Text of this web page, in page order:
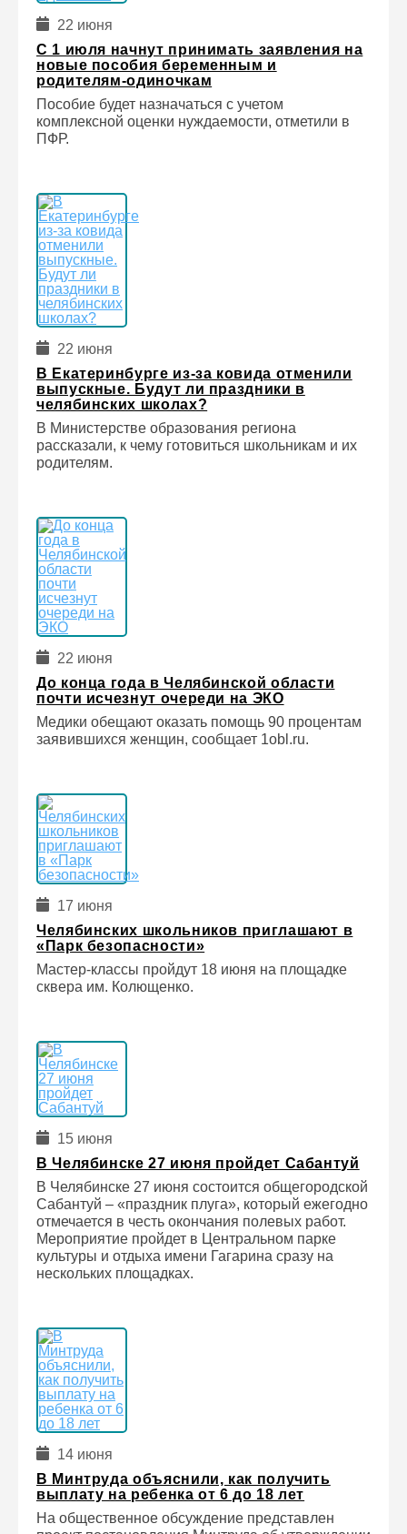
22 июня
С 1 июля начнут принимать заявления на
новые пособия беременным и
родителям-одиночкам
Пособие будет назначаться с учетом
комплексной оценки нуждаемости, отметили в
ПФР.
22 июня
В Екатеринбурге из-за ковида отменили
выпускные. Будут ли праздники в
челябинских школах?
В Министерстве образования региона
рассказали, к чему готовиться школьникам и их
родителям.
22 июня
До конца года в Челябинской области
почти исчезнут очереди на ЭКО
Медики обещают оказать помощь 90 процентам
заявившихся женщин, сообщает 1obl.ru.
17 июня
Челябинских школьников приглашают в
«Парк безопасности»
Мастер-классы пройдут 18 июня на площадке
сквера им. Колющенко.
15 июня
В Челябинске 27 июня пройдет Сабантуй
В Челябинске 27 июня состоится общегородской
Сабантуй – «праздник плуга», который ежегодно
отмечается в честь окончания полевых работ.
Мероприятие пройдет в Центральном парке
культуры и отдыха имени Гагарина сразу на
нескольких площадках.
14 июня
В Минтруда объяснили, как получить
выплату на ребенка от 6 до 18 лет
На общественное обсуждение представлен